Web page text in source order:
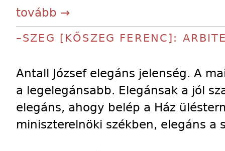
tovább →
–SZEG [KŐSZEG FERENC]:
Antall József elegáns jelenség. A
a legelegánsabb. Elegánsak a jól
elegáns, ahogy belép a Ház
miniszterelnöki székben, elegáns a